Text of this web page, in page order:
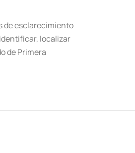
de esclarecimiento
localizar
de Primera